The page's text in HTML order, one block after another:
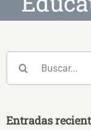
Entradas